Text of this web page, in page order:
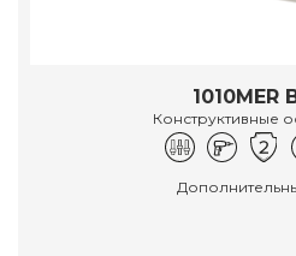
1010MER
Конструктивные